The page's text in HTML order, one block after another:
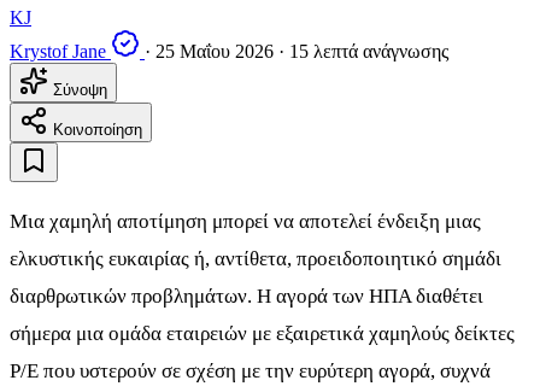
KJ
Krystof Jane
· 25 Μαΐου 2026 · 15 λεπτά ανάγνωσης
Σύνοψη
Κοινοποίηση
Μια χαμηλή αποτίμηση μπορεί να αποτελεί ένδειξη μιας
ελκυστικής ευκαιρίας ή, αντίθετα, προειδοποιητικό σημάδι
διαρθρωτικών προβλημάτων. Η αγορά των ΗΠΑ διαθέτει
σήμερα μια ομάδα εταιρειών με εξαιρετικά χαμηλούς δείκτες
P/E που υστερούν σε σχέση με την ευρύτερη αγορά, συχνά